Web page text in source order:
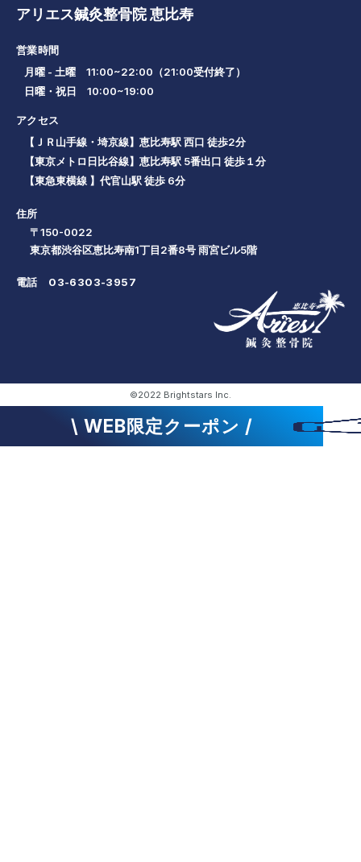
アリエス鍼灸整骨院 恵比寿
営業時間
月曜 - 土曜 11:00~22:00（21:00受付終了）
日曜・祝日 10:00~19:00
アクセス
【ＪＲ山手線・埼京線】恵比寿駅 西口 徒歩2分
【東京メトロ日比谷線】恵比寿駅 5番出口 徒歩１分
【東急東横線 】代官山駅 徒歩 6分
住所
〒150-0022
東京都渋谷区恵比寿南1丁目2番8号 雨宮ビル5階
電話 03-6303-3957
©2022 Brightstars Inc.
\ WEB限定クーポン /